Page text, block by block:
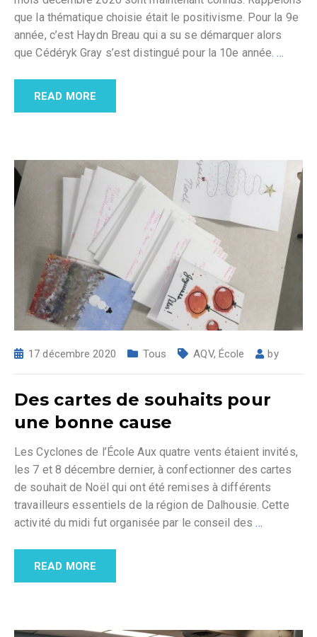
que la thématique choisie était le positivisme. Pour la 9e
année, c’est Haydn Breau qui a su se démarquer alors
que Cédéryk Gray s’est distingué pour la 10e année.…
READ MORE
17 décembre 2020 Tous AQV, École by
Des cartes de souhaits pour
une bonne cause
Les Cyclones de l’École Aux quatre vents étaient invités,
les 7 et 8 décembre dernier, à confectionner des cartes
de souhait de Noël qui ont été remises à différents
travailleurs essentiels de la région de Dalhousie. Cette
activité du midi fut organisée par le conseil des …
READ MORE